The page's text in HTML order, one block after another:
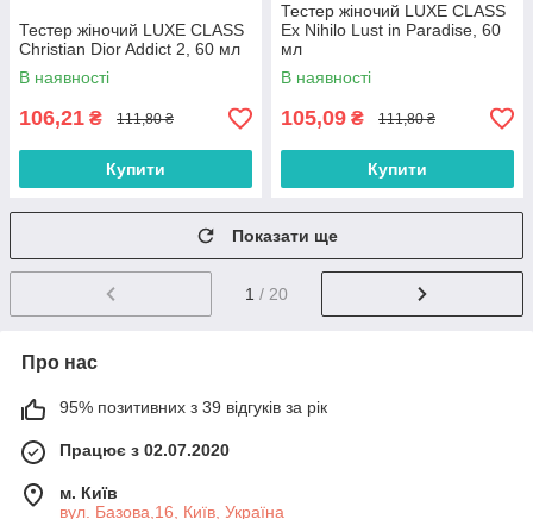
Тестер жіночий LUXE CLASS
Christian Dior Addict 2, 60 мл
В наявності
106,21 ₴ 111,80 ₴
Купити
Тестер жіночий LUXE CLASS
Ex Nihilo Lust in Paradise, 60
мл
В наявності
105,09 ₴ 111,80 ₴
Купити
Показати ще
1 / 20
Про нас
95% позитивних з 39 відгуків за рік
Працює з 02.07.2020
м. Київ
вул. Базова,16, Київ, Україна